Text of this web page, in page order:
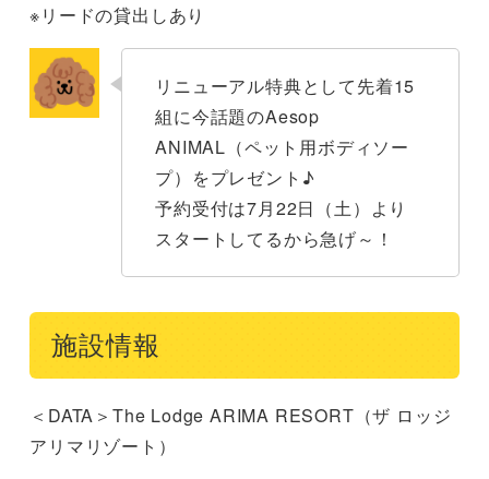
※リードの貸出しあり
リニューアル特典として先着15
組に今話題のAesop
ANIMAL（ペット用ボディソー
プ）をプレゼント♪
予約受付は7月22日（土）より
スタートしてるから急げ～！
施設情報
＜DATA＞The Lodge ARIMA RESORT（ザ ロッジ
アリマリゾート）